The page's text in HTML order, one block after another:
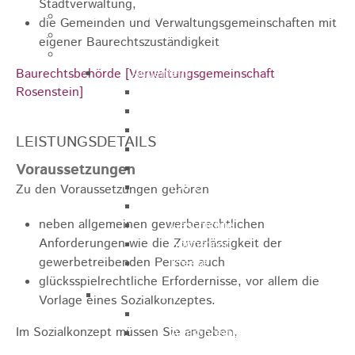
Kugelmarkt
Vereinsleben
Allgemein
EXPO
Geschichte
Sponsoren
Presse
U9 - U15
Ausschreibung
Stadtverwaltung,
die Gemeinden und Verwaltungsgemeinschaften mit
eigener Baurechtszuständigkeit
Baurechtsbehörde [Verwaltungsgemeinschaft
Rosenstein]
LEISTUNGSDETAILS
Voraussetzungen
Zu den Voraussetzungen gehören
neben allgemeinen gewerberechtlichen
Anforderungen wie die Zuverlässigkeit der
gewerbetreibenden Person auch
glücksspielrechtliche Erfordernisse, vor allem die
Vorlage eines Sozialkonzeptes.
Im Sozialkonzept müssen Sie angeben,